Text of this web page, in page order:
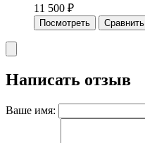
11 500 ₽
Посмотреть Сравнить
Написать отзыв
Ваше имя: